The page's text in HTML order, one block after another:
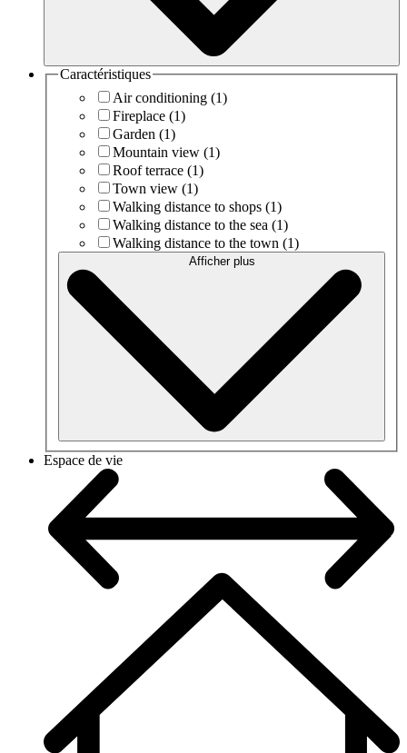
Caractéristiques
Air conditioning (1)
Fireplace (1)
Garden (1)
Mountain view (1)
Roof terrace (1)
Town view (1)
Walking distance to shops (1)
Walking distance to the sea (1)
Walking distance to the town (1)
Afficher plus
Espace de vie